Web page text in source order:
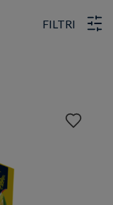
FILTRI
Aggiungi